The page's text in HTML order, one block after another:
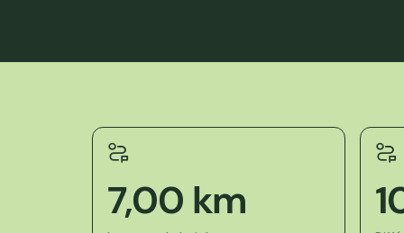
7,00 km